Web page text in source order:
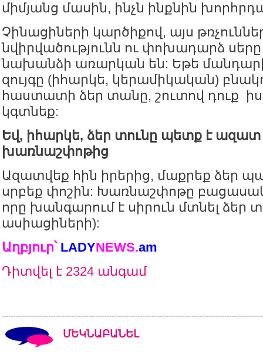
միմյանց մասին, ինչն ինքնին
Չինացիների կարծիքով, այս
նվիրվածությունն ու փոխադարձ սերը
նախանձի առարկան են: Եթե
զույգը (իհարկե, կերամիկական)
հաստատի ձեր տանը, շուտով դուք
կգտնեք:
Եվ, իհարկե, ձեր տունը պետք է ազատ
խառնաշփոթից
Ազատվեք հին իրերից, մաքրեք ձեր
սրբեք փոշին: Խառնաշփոթը
որը խանգարում է սիրուն մտնել ձեր
ասիացիների):
Աղբյուր՝ LADYNEWS.am
Դիտվել է 2324 անգամ
ՄԵԿՆԱԲԱՆԵԼ